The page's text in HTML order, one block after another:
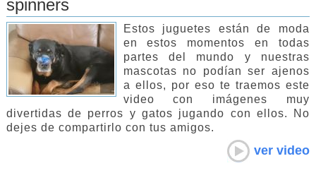
spinners
Estos juguetes están de moda
en estos momentos en todas
partes del mundo y nuestras
mascotas no podían ser ajenos
a ellos, por eso te traemos este
video con imágenes muy
divertidas de perros y gatos jugando con ellos. No
dejes de compartirlo con tus amigos.
ver video